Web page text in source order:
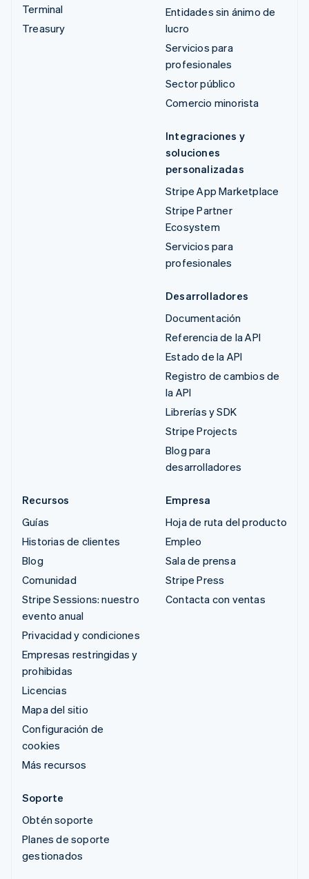
Terminal
Treasury
Entidades sin ánimo de
lucro
Servicios para
profesionales
Sector público
Comercio minorista
Integraciones y
soluciones
personalizadas
Stripe App Marketplace
Stripe Partner
Ecosystem
Servicios para
profesionales
Desarrolladores
Documentación
Referencia de la API
Estado de la API
Registro de cambios de
la API
Librerías y SDK
Stripe Projects
Blog para
desarrolladores
Recursos
Guías
Historias de clientes
Blog
Comunidad
Stripe Sessions: nuestro
evento anual
Privacidad y condiciones
Empresas restringidas y
prohibidas
Licencias
Mapa del sitio
Configuración de
cookies
Más recursos
Empresa
Hoja de ruta del producto
Empleo
Sala de prensa
Stripe Press
Contacta con ventas
Soporte
Obtén soporte
Planes de soporte
gestionados